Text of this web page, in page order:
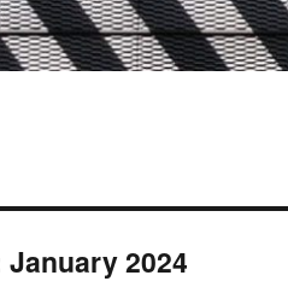
January 2024